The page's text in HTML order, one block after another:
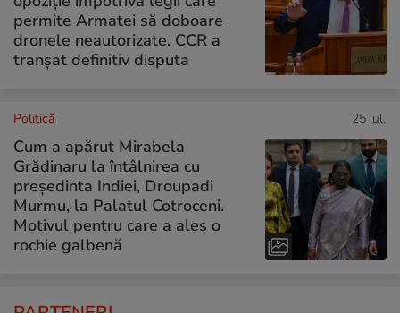
permite Armatei să doboare
dronele neautorizate. CCR a
tranșat definitiv disputa
Politică 25 iul.
Cum a apărut Mirabela
Grădinaru la întâlnirea cu
președinta Indiei, Droupadi
Murmu, la Palatul Cotroceni.
Motivul pentru care a ales o
rochie galbenă